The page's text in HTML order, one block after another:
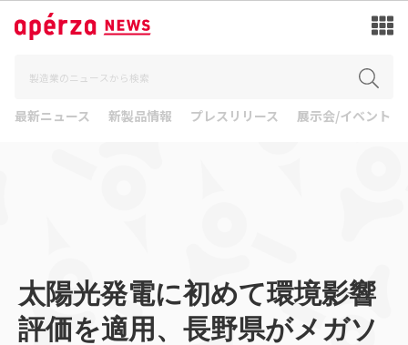
最新ニュース 新製品情報 プレスリリース 展示会/イベント
太陽光発電に初めて環境影響
評価を適用、長野県がメガソ